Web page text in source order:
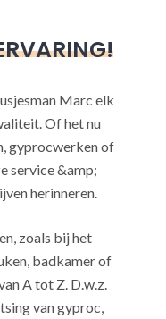
Marc elk
Of het nu
gyprocwerken of
service &amp;
herinneren.
zoals bij het
badkamer of
A tot Z. D.w.z.
van gyproc,